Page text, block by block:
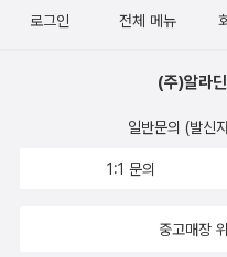
면 잃어버리게 될까? 알고
는 것이 아닐까?(161쪽)다
에 보이는 것이 아닌, 신화와
눈에 보이지 않는 것들이라
야기를 되새겼다. 퀸샬럿 섬
로그인 전체 메뉴
(주)알라
일반문의 (발신
1:1 문의
중고매장